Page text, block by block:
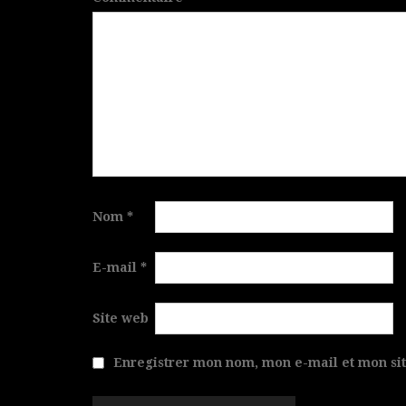
Nom *
E-mail *
Site web
Enregistrer mon nom, mon e-mail et mon